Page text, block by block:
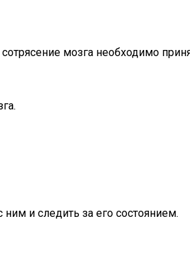
мозга необходимо
и следить за его состоянием.